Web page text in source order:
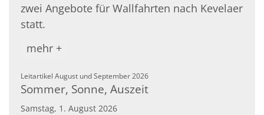
zwei Angebote für Wallfahrten nach Kevelaer
statt.
mehr +
Leitartikel August und September 2026:
Sommer, Sonne, Auszeit
Samstag, 1. August 2026